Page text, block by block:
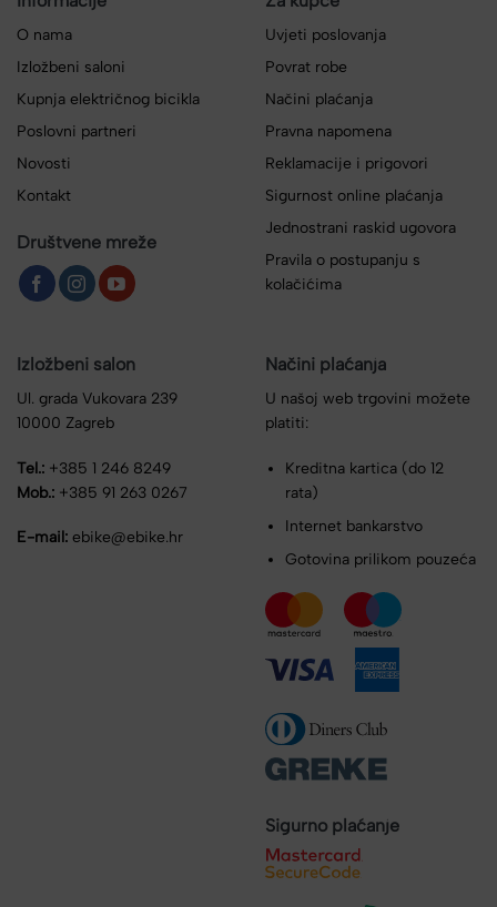
O nama
Izložbeni saloni
Kupnja električnog bicikla
Poslovni partneri
Novosti
Kontakt
Društvene mreže
Uvjeti poslovanja
Povrat robe
Načini plaćanja
Pravna napomena
Reklamacije i prigovori
Sigurnost online plaćanja
Jednostrani raskid ugovora
Pravila o postupanju s
kolačićima
Izložbeni salon
Ul. grada Vukovara 239
10000 Zagreb
Tel.: +385 1 246 8249
Mob.: +385 91 263 0267
E-mail: ebike@ebike.hr
Načini plaćanja
U našoj web trgovini možete
platiti:
Kreditna kartica (do 12
rata)
Internet bankarstvo
Gotovina prilikom pouzeća
Sigurno plaćanje